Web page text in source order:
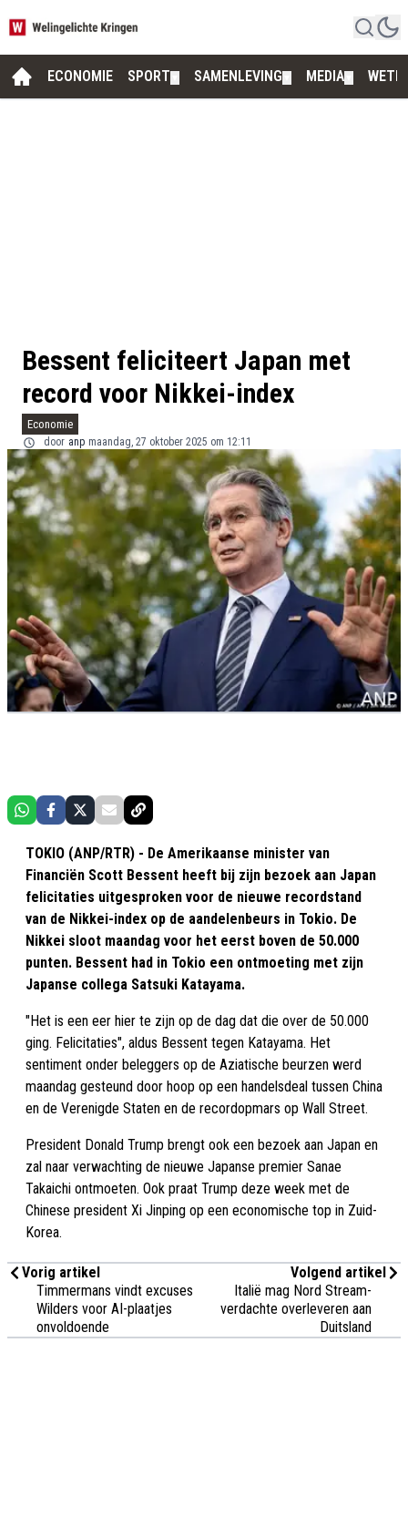
ECONOMIE SPORT SAMENLEVING MEDIA
Bessent feliciteert Japan met
record voor Nikkei-index
Economie
door anp maandag, 27 oktober 2025 om 12:11
TOKIO (ANP/RTR) - De Amerikaanse minister van
Financiën Scott Bessent heeft bij zijn bezoek aan Japan
felicitaties uitgesproken voor de nieuwe recordstand
van de Nikkei-index op de aandelenbeurs in Tokio. De
Nikkei sloot maandag voor het eerst boven de 50.000
punten. Bessent had in Tokio een ontmoeting met zijn
Japanse collega Satsuki Katayama.
"Het is een eer hier te zijn op de dag dat die over de 50.000
ging. Felicitaties", aldus Bessent tegen Katayama. Het
sentiment onder beleggers op de Aziatische beurzen werd
maandag gesteund door hoop op een handelsdeal tussen China
en de Verenigde Staten en de recordopmars op Wall Street.
President Donald Trump brengt ook een bezoek aan Japan en
zal naar verwachting de nieuwe Japanse premier Sanae
Takaichi ontmoeten. Ook praat Trump deze week met de
Chinese president Xi Jinping op een economische top in Zuid-
Korea.
Vorig artikel
Timmermans vindt excuses
Wilders voor AI-plaatjes
onvoldoende
Volgend artikel
Italië mag Nord Stream-
verdachte overleveren aan
Duitsland